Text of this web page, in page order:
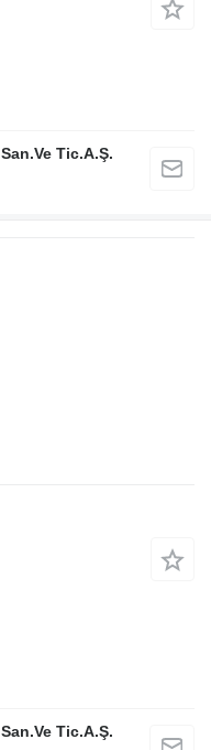
Tic.A.Ş.
Tic.A.Ş.